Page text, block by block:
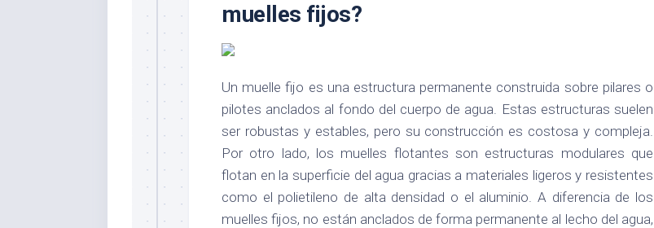
muelles fijos?
Un muelle fijo es una estructura permanente construida sobre pilares o
pilotes anclados al fondo del cuerpo de agua. Estas estructuras suelen
ser robustas y estables, pero su construcción es costosa y compleja.
Por otro lado, los muelles flotantes son estructuras modulares que
flotan en la superficie del agua gracias a materiales ligeros y resistentes
como el polietileno de alta densidad o el aluminio. A diferencia de los
muelles fijos, no están anclados de forma permanente al lecho del agua,